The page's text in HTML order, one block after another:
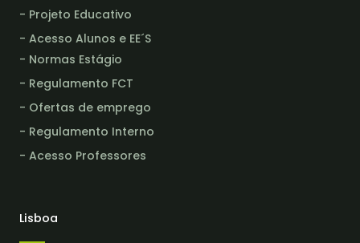
- Projeto Educativo
- Acesso Alunos e EE´S
- Normas Estágio
- Regulamento FCT
- Ofertas de emprego
- Regulamento Interno
- Acesso Professores
Lisboa